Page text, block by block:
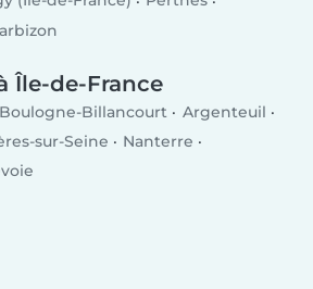
Île-de-France
Boulogne-Billancourt
Argenteuil
sur-Seine
Nanterre